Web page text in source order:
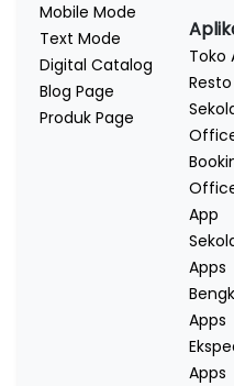
Mobile Mode
Text Mode
Digital Catalog
Blog Page
Produk Page
Toko
App
Apps
Apps
Apps